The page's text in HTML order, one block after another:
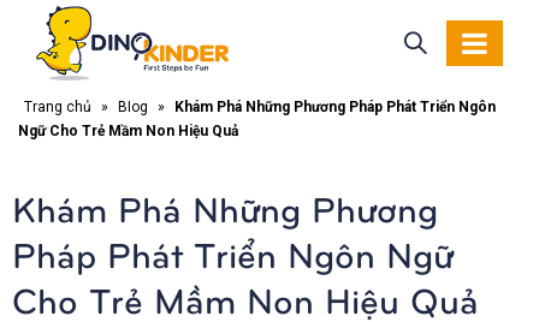
Trang chủ » Blog »
Khám Phá Những Phương Pháp Phát Triển Ngôn
Ngữ Cho Trẻ Mầm Non Hiệu Quả
Khám Phá Những Phương
Pháp Phát Triển Ngôn Ngữ
Cho Trẻ Mầm Non Hiệu Quả